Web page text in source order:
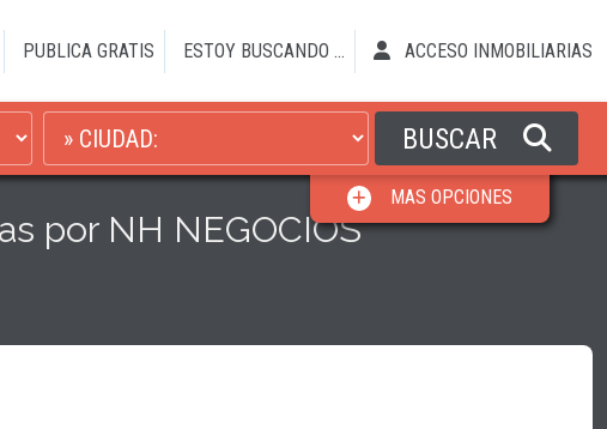
PUBLICA GRATIS ESTOY BUSCANDO ... ACCESO INMOBILIARIAS
BUSCAR
MAS OPCIONES
por NH NEGOCIOS